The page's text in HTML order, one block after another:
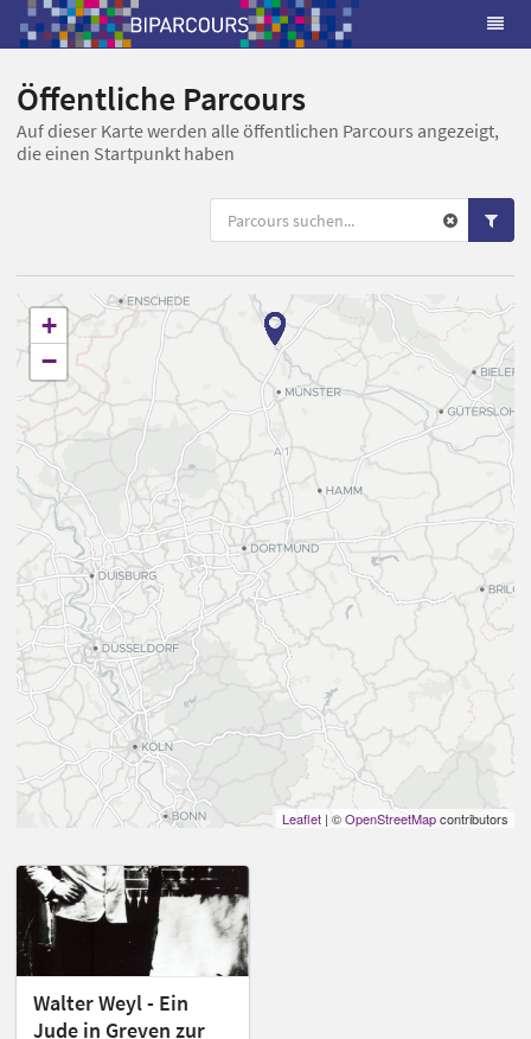
Öffentliche Parcours
Auf dieser Karte werden alle öffentlichen Parcours angezeigt,
die einen Startpunkt haben
+
−
Leaflet | ©OpenStreetMapcontributors
Walter Weyl - Ein
Jude in Greven zur